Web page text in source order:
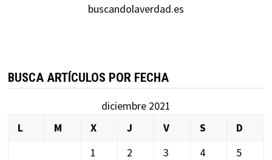
buscandolaverdad.es
BUSCA ARTÍCULOS POR FECHA
diciembre 2021
L
M X J V S
D
1
2 3 4
5